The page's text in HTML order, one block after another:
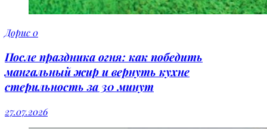
Дорис0
После праздника огня: как победить
мангальный жир и вернуть кухне
стерильность за 30 минут
27.07.2026